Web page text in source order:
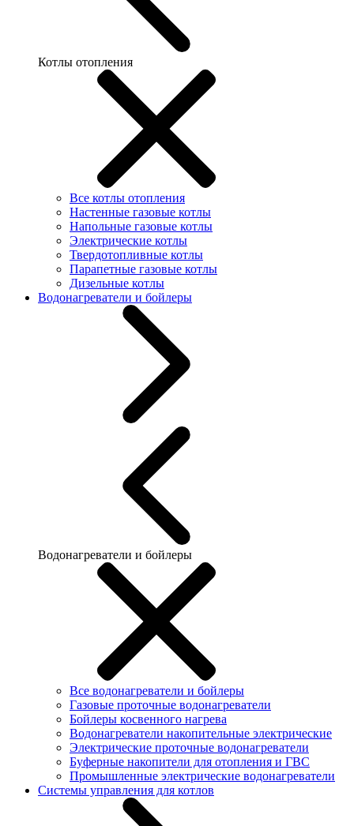
Котлы отопления
Все котлы отопления
Настенные газовые котлы
Напольные газовые котлы
Электрические котлы
Твердотопливные котлы
Парапетные газовые котлы
Дизельные котлы
Водонагреватели и бойлеры
Водонагреватели и бойлеры
Все водонагреватели и бойлеры
Газовые проточные водонагреватели
Бойлеры косвенного нагрева
Водонагреватели накопительные электрические
Электрические проточные водонагреватели
Буферные накопители для отопления и ГВС
Промышленные электрические водонагреватели
Системы управления для котлов